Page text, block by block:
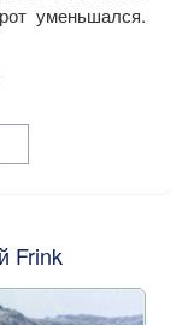
уменьшался.
Frink